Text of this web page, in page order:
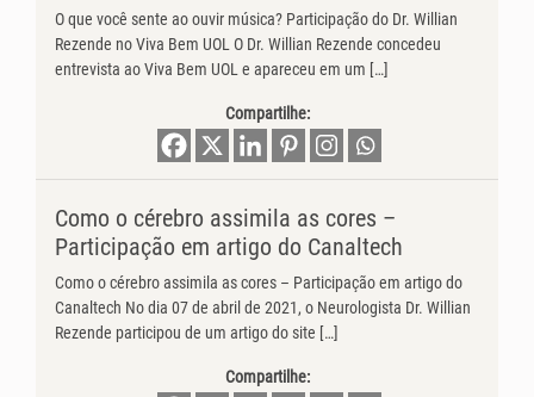
O que você sente ao ouvir música? Participação do Dr. Willian
Rezende no Viva Bem UOL O Dr. Willian Rezende concedeu
entrevista ao Viva Bem UOL e apareceu em um […]
Compartilhe:
Como o cérebro assimila as cores –
Participação em artigo do Canaltech
Como o cérebro assimila as cores – Participação em artigo do
Canaltech No dia 07 de abril de 2021, o Neurologista Dr. Willian
Rezende participou de um artigo do site […]
Compartilhe: